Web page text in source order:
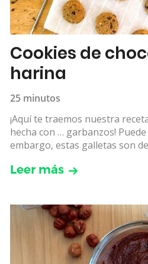
Cookies de
harina
25 minutos
¡Aquí te traemos nuestra
hecha con … garbanzos!
embargo, estas galletas son
Leer más